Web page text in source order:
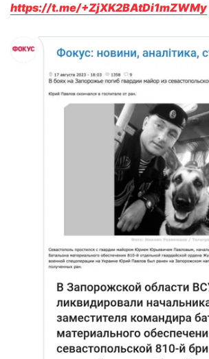
https://t.me/+ZjXK2BAtDi1mZWMy